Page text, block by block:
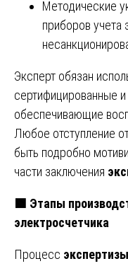
Методические
приборов учета
Эксперт обязан
сертифицированные
обеспечивающие
Любое отступление
быть подробно
части заключения
🟩 Этапы
электросчетчика
Процесс